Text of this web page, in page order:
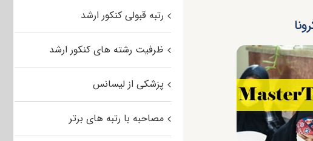
رتبه قبولی کنکور ارشد
ظرفیت رشته های کنکور ارشد
پزشکی از لیسانس
مصاحبه با رتبه های برتر